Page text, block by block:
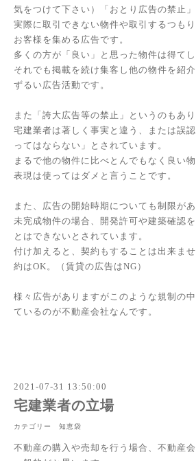
気をつけて下さい）「おとり広告の禁止」
実際に取引できない物件や取引するつも
お客様を集める広告です。
多くの方が「良い」と思った物件は得て
それでも掲載を続け集客し他の物件を紹介
ずるい広告活動です。
また「誇大広告等の禁止」というのもあり
宅建業者は著しく事実と違う、または誤
ってはならない」とされています。
まるで他の物件に比べとんでもなく良い
表現は使ってはダメと言うことです。
また、広告の開始時期についても制限があ
未完成物件の場合、開発許可や建築確認
とはできないとされています。
付け加えると、契約もすることは出来ま
約はOK。（賃貸の広告はNG）
様々広告がありますがこのような規制の
ているのが不動産会社なんです。
2021-07-31 13:50:00
宅建業者の立場
カテゴリー 知恵袋
不動産の購入や売却を行う場合、不動産